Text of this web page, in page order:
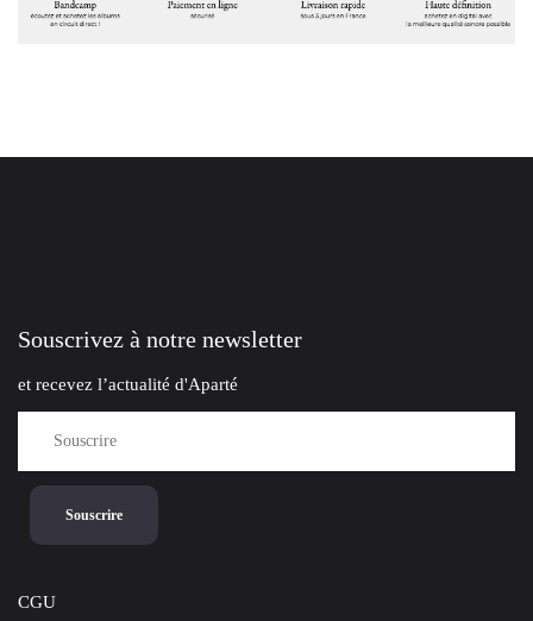
Souscrivez à notre newsletter
et recevez l’actualité d'Aparté
CGU